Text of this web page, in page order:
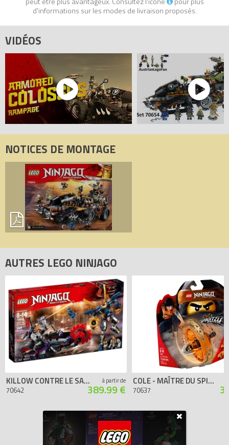
NINJAGO les Maîtres du Spinjitzu.
- Les autres éléments à collectionner de l’Armure du dragon se
trouvent dans les ensembles 70650 La poursuite dans les airs,
70652 Le dragon Stormbringer, 70653 - Le dragon Firstbourne et
70655 La tanière du dragon.
- Le Dieselnaut mesure plus de 18 cm de haut, 49 cm de long et
23 cm de large.
Tous les prix duLEGO Ninjago 70654 Le véhicule de combat
Dieselnaut (Dieselnaut Combat Vehicle)sur Avenue de la brique,
comparateur de prix 100% LEGO.
Code EAN du LEGO Ninjago 70654 : 5702016110692.
d'informations sur les modes de livraison proposés.
VIDÉOS
NOTICES DE MONTAGE
AUTRES LEGO NINJAGO
KILLOW CONTRE LE SAMOURAÏ X
70642
à partir de
389.99 €
COLE - MAÎTRE DU SPINJITZU
70637